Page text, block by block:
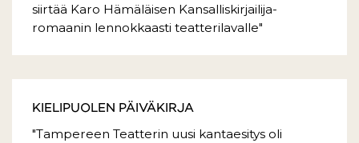
siirtää Karo Hämäläisen Kansalliskirjailija-
romaanin lennokkaasti teatterilavalle"
KIELIPUOLEN PÄIVÄKIRJA
"Tampereen Teatterin uusi kantaesitys oli